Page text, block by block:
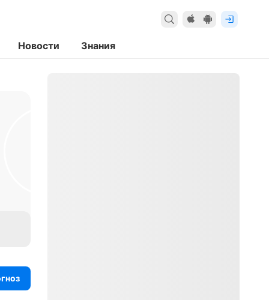
Новости Знания